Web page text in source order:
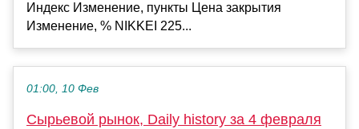
Индекс Изменение, пункты Цена закрытия
Изменение, % NIKKEI 225...
01:00, 10 Фев
Сырьевой рынок, Daily history за 4 февраля